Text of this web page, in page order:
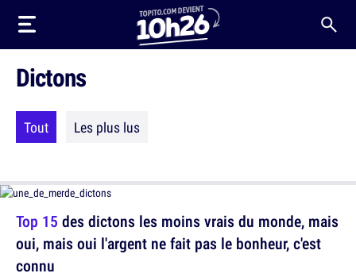
Dictons
Tout Les plus lus
Top 15 des dictons les moins vrais du monde, mais
oui, mais oui l'argent ne fait pas le bonheur, c'est
connu